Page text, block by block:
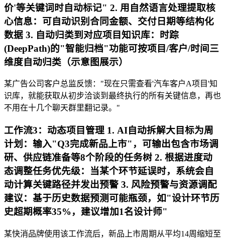
价'等关键词时自动标记" 2. 用自然语言处理提取核
心信息：可自动识别合同金额、交付日期等结构化
数据 3. 自动归类到对应项目知识库：时踪
(DeepPath)的"智能归档"功能可按项目/客户/时间三
维度自动归类（示意图展示）
某广告公司客户总监反馈："现在只需查看'汽车客户A项目'知
识库，就能获取从初步洽谈到最终执行的所有关键信息，再也
不用在十几个聊天群里翻记录。"
工作流3：动态项目管理 1. AI自动拆解大目标为周
计划：输入"Q3完成新品上市"，可输出包含市场调
研、供应链准备等8个阶段的任务树 2. 根据进度动
态调整任务优先级：当某个环节延误时，系统会自
动计算关键路径并发出预警 3. 风险预警与资源调配
建议：基于历史数据预测可能瓶颈，如"设计环节历
史超期概率35%，建议增加1名设计师"
某快消品牌使用该工作流后，新品上市周期从平均14周缩短至